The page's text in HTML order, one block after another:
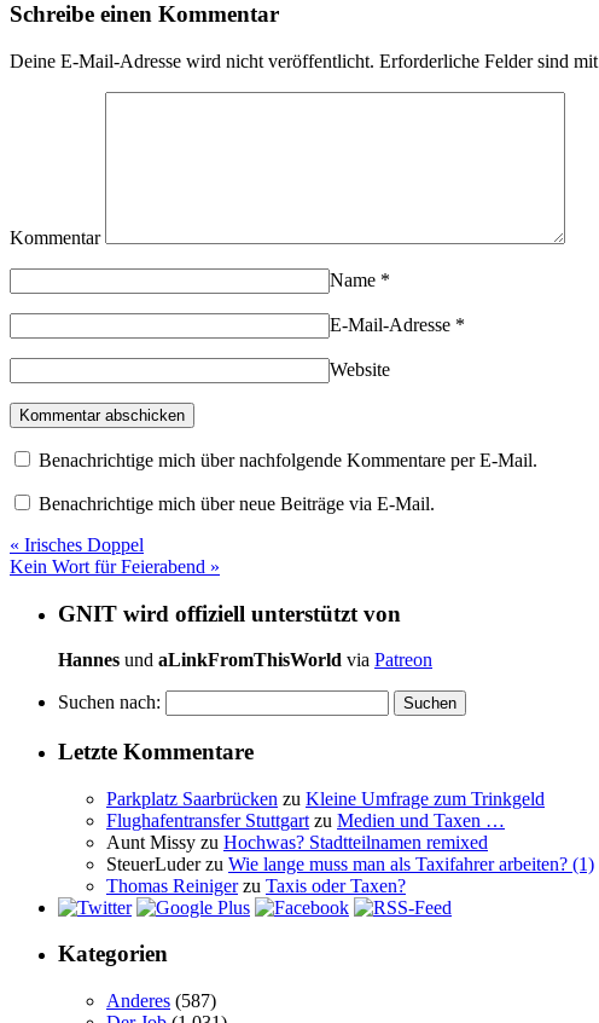
Schreibe einen Kommentar
Deine E-Mail-Adresse wird nicht veröffentlicht. Erforderliche Felder sind mit
Kommentar
Name *
E-Mail-Adresse *
Website
Benachrichtige mich über nachfolgende Kommentare per E-Mail.
Benachrichtige mich über neue Beiträge via E-Mail.
« Irisches Doppel
Kein Wort für Feierabend »
GNIT wird offiziell unterstützt von
Hannes und aLinkFromThisWorld via Patreon
Suchen nach:
Letzte Kommentare
Parkplatz Saarbrücken zu Kleine Umfrage zum Trinkgeld
Flughafentransfer Stuttgart zu Medien und Taxen …
Aunt Missy zu Hochwas? Stadtteilnamen remixed
SteuerLuderzu Wie lange muss man als Taxifahrer arbeiten? (1)
Thomas Reinigerzu Taxis oder Taxen?
Kategorien
Anderes (587)